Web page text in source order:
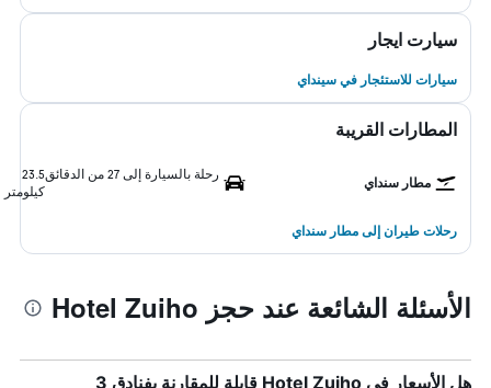
سيارت ايجار
سيارات للاستئجار في سينداي
المطارات القريبة
مطار سنداي
رحلة بالسيارة إلى 27 من الدقائق
23.5
كيلومتر
رحلات طيران إلى مطار سنداي
الأسئلة الشائعة عند حجز Hotel Zuiho
هل الأسعار في Hotel Zuiho قابلة للمقارنة بفنادق 3